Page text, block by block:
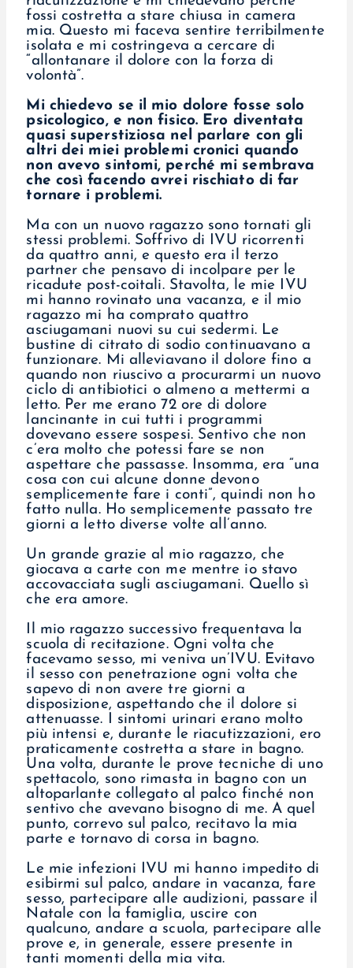
fossi costretta a stare chiusa in camera
mia. Questo mi faceva sentire terribilmente
isolata e mi costringeva a cercare di
“allontanare il dolore con la forza di
volontà”.
Mi chiedevo se il mio dolore fosse solo
psicologico, e non fisico. Ero diventata
quasi superstiziosa nel parlare con gli
altri dei miei problemi cronici quando
non avevo sintomi, perché mi sembrava
che così facendo avrei rischiato di far
tornare i problemi.
Ma con un nuovo ragazzo sono tornati gli
stessi problemi. Soffrivo di IVU ricorrenti
da quattro anni, e questo era il terzo
partner che pensavo di incolpare per le
ricadute post-coitali. Stavolta, le mie IVU
mi hanno rovinato una vacanza, e il mio
ragazzo mi ha comprato quattro
asciugamani nuovi su cui sedermi. Le
bustine di citrato di sodio continuavano a
funzionare. Mi alleviavano il dolore fino a
quando non riuscivo a procurarmi un nuovo
ciclo di antibiotici o almeno a mettermi a
letto. Per me erano 72 ore di dolore
lancinante in cui tutti i programmi
dovevano essere sospesi. Sentivo che non
c’era molto che potessi fare se non
aspettare che passasse. Insomma, era “una
cosa con cui alcune donne devono
semplicemente fare i conti”, quindi non ho
fatto nulla. Ho semplicemente passato tre
giorni a letto diverse volte all’anno.
Un grande grazie al mio ragazzo, che
giocava a carte con me mentre io stavo
accovacciata sugli asciugamani. Quello sì
che era amore.
Il mio ragazzo successivo frequentava la
scuola di recitazione. Ogni volta che
facevamo sesso, mi veniva un’IVU. Evitavo
il sesso con penetrazione ogni volta che
sapevo di non avere tre giorni a
disposizione, aspettando che il dolore si
attenuasse. I sintomi urinari erano molto
più intensi e, durante le riacutizzazioni, ero
praticamente costretta a stare in bagno.
Una volta, durante le prove tecniche di uno
spettacolo, sono rimasta in bagno con un
altoparlante collegato al palco finché non
sentivo che avevano bisogno di me. A quel
punto, correvo sul palco, recitavo la mia
parte e tornavo di corsa in bagno.
Le mie infezioni IVU mi hanno impedito di
esibirmi sul palco, andare in vacanza, fare
sesso, partecipare alle audizioni, passare il
Natale con la famiglia, uscire con
qualcuno, andare a scuola, partecipare alle
prove e, in generale, essere presente in
tanti momenti della mia vita.